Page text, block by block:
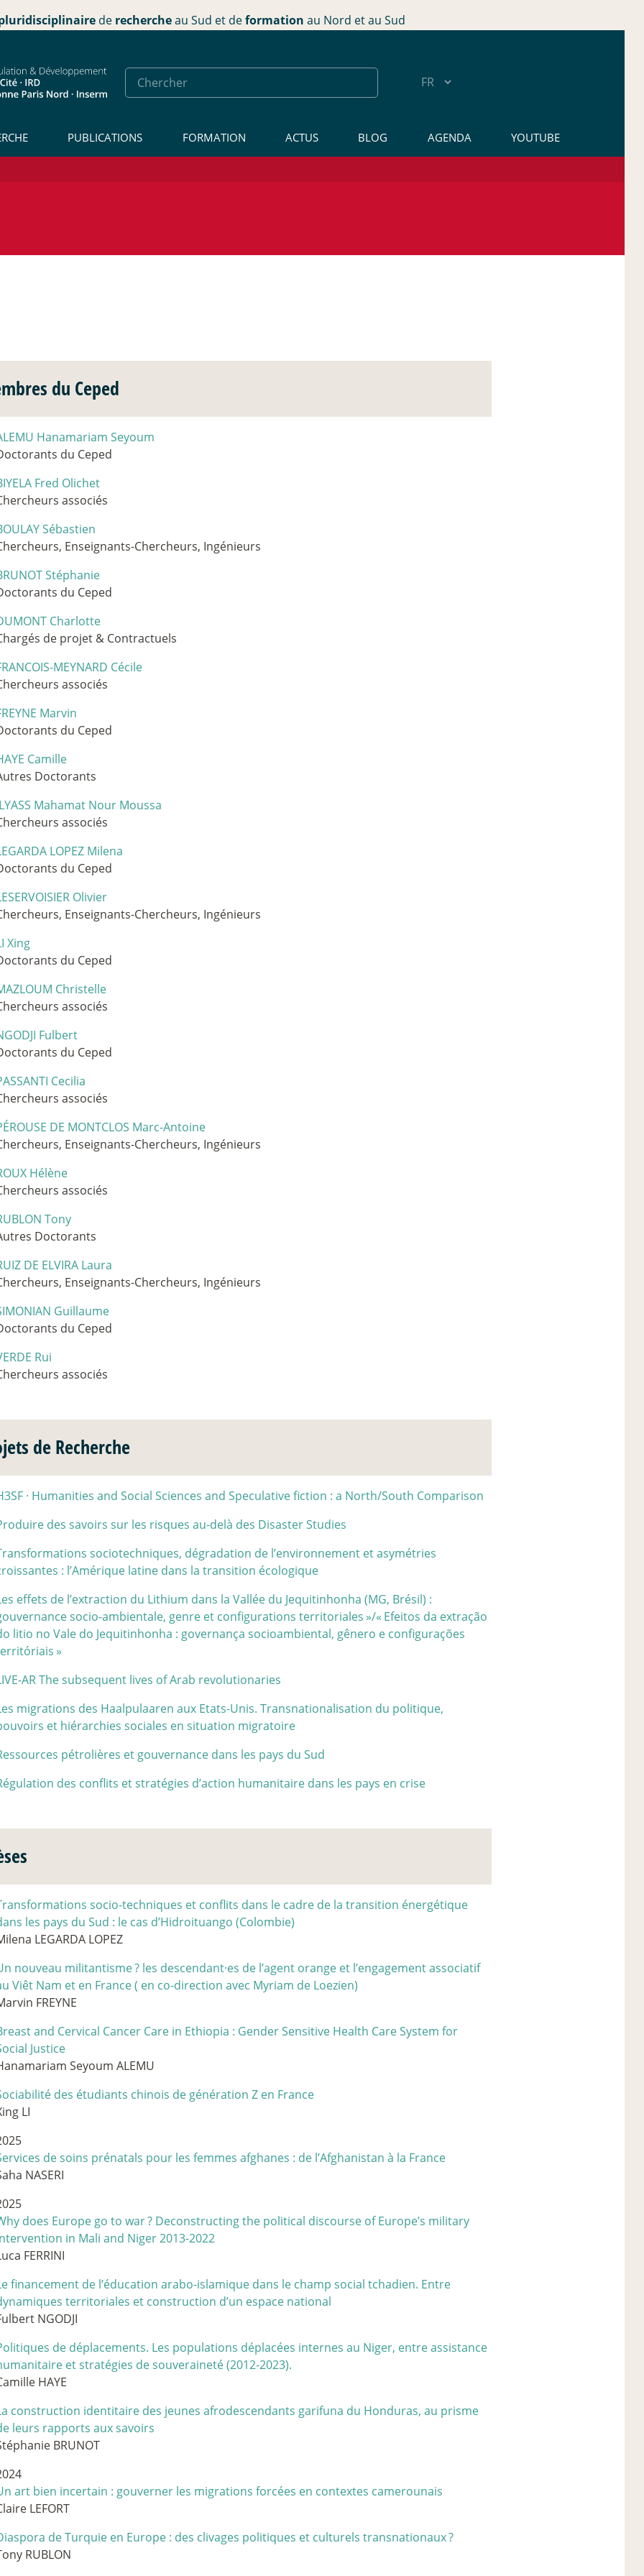
de rechercheau Sud et deformation au Nord et au Sud
PUBLICATIONS FORMATION ACTUS BLOG AGENDA YOUTUBE
du Ceped
Hanamariam Seyoum
du Ceped
Fred Olichet
associés
Sébastien
Enseignants-Chercheurs, Ingénieurs
Stéphanie
du Ceped
Charlotte
de projet & Contractuels
MEYNARD Cécile
associés
Marvin
du Ceped
Camille
Doctorants
Mahamat Nour Moussa
associés
LOPEZ Milena
du Ceped
Olivier
Enseignants-Chercheurs, Ingénieurs
Xing
du Ceped
Christelle
associés
Fulbert
du Ceped
Cecilia
associés
DE MONTCLOS Marc-Antoine
Enseignants-Chercheurs, Ingénieurs
Hélène
associés
Tony
Doctorants
DE ELVIRA Laura
Enseignants-Chercheurs, Ingénieurs
Guillaume
du Ceped
Rui
associés
de Recherche
· Humanities and Social Sciences and Speculative fiction : a North/South Comparison
des savoirs sur les risques au-delà des Disaster Studies
sociotechniques, dégradation de l’environnement et asymétries
: l’Amérique latine dans la transition écologique
effets de l’extraction du Lithium dans la Vallée du Jequitinhonha (MG, Brésil) :
socio-ambientale, genre et configurations territoriales »/« Efeitos da extração
litio no Vale do Jequitinhonha : governança socioambiental, gênero e configurações
»
AR The subsequent lives of Arab revolutionaries
migrations des Haalpulaaren aux Etats-Unis. Transnationalisation du politique,
et hiérarchies sociales en situation migratoire
pétrolières et gouvernance dans les pays du Sud
des conflits et stratégies d’action humanitaire dans les pays en crise
socio-techniques et conflits dans le cadre de la transition énergétique
les pays du Sud : le cas d’Hidroituango (Colombie)
LEGARDA LOPEZ
nouveau militantisme? les descendant·es de l’agent orange et l’engagement associatif
Viêt Nam et en France ( en co-direction avec Myriam de Loezien)
FREYNE
and Cervical Cancer Care in Ethiopia : Gender Sensitive Health Care System for
Justice
Seyoum ALEMU
des étudiants chinois de génération Z en France
LI
de soins prénatals pour les femmes afghanes : de l’Afghanistan à la France
NASERI
does Europe go to war? Deconstructing the political discourse of Europe’s military
in Mali and Niger 2013-2022
FERRINI
financement de l’éducation arabo-islamique dans le champ social tchadien. Entre
territoriales et construction d’un espace national
NGODJI
de déplacements. Les populations déplacées internes au Niger, entre assistance
et stratégies de souveraineté (2012-2023).
HAYE
construction identitaire des jeunes afrodescendants garifuna du Honduras, au prisme
leurs rapports aux savoirs
BRUNOT
art bien incertain : gouverner les migrations forcées en contextes camerounais
LEFORT
de Turquie en Europe : des clivages politiques et culturels transnationaux?
RUBLON